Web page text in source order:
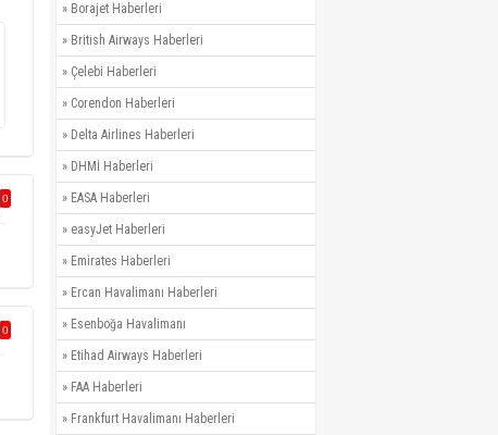
0
0
» Borajet Haberleri
» British Airways Haberleri
» Çelebi Haberleri
» Corendon Haberleri
» Delta Airlines Haberleri
» DHMİ Haberleri
» EASA Haberleri
» easyJet Haberleri
» Emirates Haberleri
» Ercan Havalimanı Haberleri
» Esenboğa Havalimanı
» Etihad Airways Haberleri
» FAA Haberleri
» Frankfurt Havalimanı Haberleri